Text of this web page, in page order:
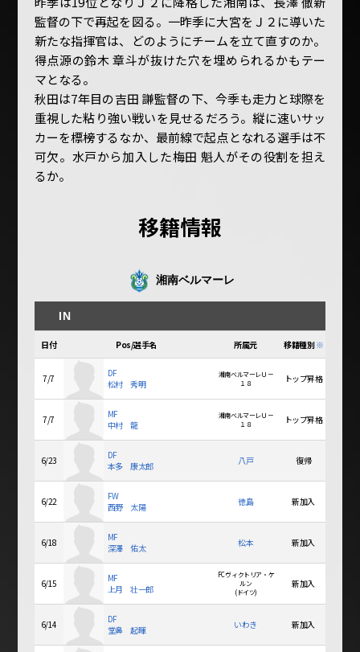
監督の下で再起を図る。一昨季に大宮をＪ２に導いた
新たな指揮官は、どのようにチームを立て直すのか。
得点源の鈴木 章斗が抜けた穴を埋められるかもテー
マとなる。
秋田は7年目の吉田 謙監督の下、今季も走力と球際を
重視した粘り強い戦いを見せるだろう。縦に速いサッ
カーを標榜するなか、最前線で起点となれる選手は不
可欠。水戸から加入した梅田 魁人がその役割を担え
るか。
移籍情報
湘南ベルマーレ
IN
日付 Pos/選手名 所属元 移籍種別※
7/7
DF
松村 秀明
湘南ベルマーレＵ－
１８
トップ昇格
7/7
MF
中村 龍
湘南ベルマーレＵ－
１８
トップ昇格
6/23
DF
本多 康太郎
八戸 復帰
6/22
FW
西野 太陽
徳島 新加入
6/18
MF
深澤 佑太
松本 新加入
6/15
MF
上月 壮一郎
FCヴィクトリア・ケ
ルン
(ドイツ)
新加入
6/14
DF
堂鼻 起暉
いわき 新加入